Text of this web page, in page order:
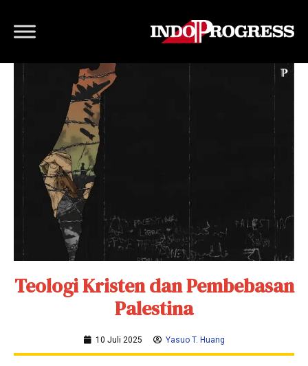
Teologi Kristen dan Pembebasan
Palestina
10 Juli 2025 Yasuo T. Huang